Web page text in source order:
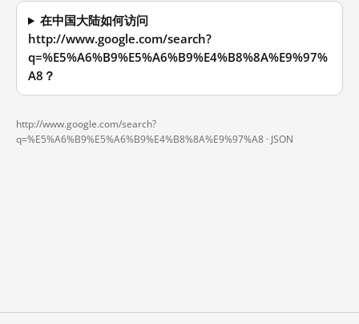
在中国大陆如何访问
http://www.google.com/search?
q=%E5%A6%B9%E5%A6%B9%E4%B8%8A%E9%97%
A8？
http://www.google.com/search?
q=%E5%A6%B9%E5%A6%B9%E4%B8%8A%E9%97%A8 · JSON